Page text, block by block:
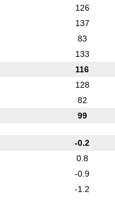
126
137
83
133
116
128
82
99
-0.2
0.8
-0.9
-1.2